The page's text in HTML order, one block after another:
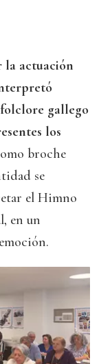
la actuación
gallego
los
broche
se
el Himno
en un